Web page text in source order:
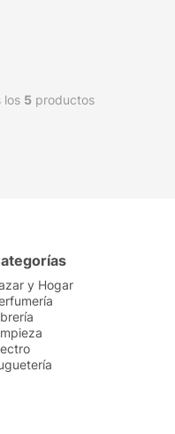
los 5 productos
y Hogar